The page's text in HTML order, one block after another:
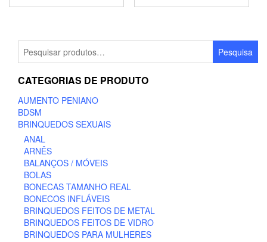
This
multiple
variants.
options
be
on
page
por:
Pesquisa
CATEGORIAS DE PRODUTO
AUMENTO PENIANO
BDSM
BRINQUEDOS SEXUAIS
ANAL
ARNÊS
BALANÇOS / MÓVEIS
BOLAS
BONECAS TAMANHO REAL
BONECOS INFLÁVEIS
BRINQUEDOS FEITOS DE METAL
BRINQUEDOS FEITOS DE VIDRO
BRINQUEDOS PARA MULHERES